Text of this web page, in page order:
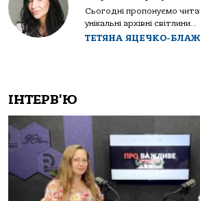
Сьогодні пропонуємо
унікальні архівні світлини...
ТЕТЯНА ЯЦЕЧКО-
ІНТЕРВ'Ю